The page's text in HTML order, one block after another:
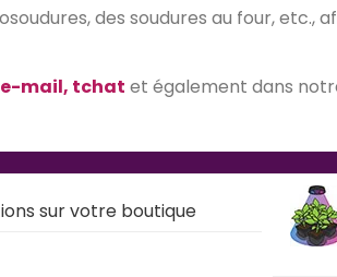
des soudures au four, etc.,
mail, tchat et également dans
sur votre boutique